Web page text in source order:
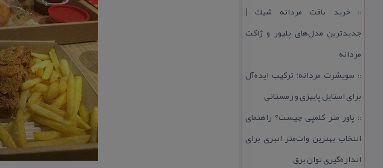
::خرید بافت مردانه شیك |
جدیدترین مدل‌های پلیور و ژاكت
مردانه
:: سویشرت مردانه؛ تركیب ایده‌آل
برای استایل پاییزی و زمستانی
:: پاور متر كلمپی چیست؟ راهنمای
انتخاب بهترین وات‌متر انبری برای
اندازه‌گیری توان برق